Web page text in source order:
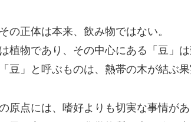
の正体は本来、飲み物ではない。
植物であり、その中心にある「豆」
豆」と呼ぶものは、熱帯の木が結ぶ
原点には、嗜好よりも切実な事情があ